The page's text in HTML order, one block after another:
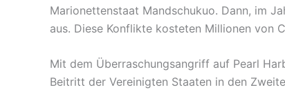
Marionettenstaat Mandschukuo. Dann, im
aus. Diese Konflikte kosteten Millionen von
Mit dem Überraschungsangriff auf Pearl
Beitritt der Vereinigten Staaten in den